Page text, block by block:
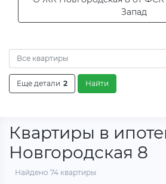
Запад
Все квартиры
Еще детали 2 Найти
Квартиры в
Новгородская 8
Найдено 74 квартиры